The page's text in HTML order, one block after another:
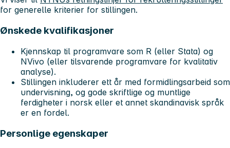
for generelle kriterier for stillingen.
Ønskede kvalifikasjoner
Kjennskap til programvare som R (eller Stata) og
NVivo (eller tilsvarende programvare for kvalitativ
analyse).
Stillingen inkluderer ett år med formidlingsarbeid som
undervisning, og gode skriftlige og muntlige
ferdigheter i norsk eller et annet skandinavisk språk
er en fordel.
Personlige egenskaper